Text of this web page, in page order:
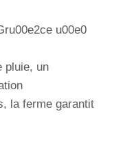
u00e0
pluie, un
la ferme garantit